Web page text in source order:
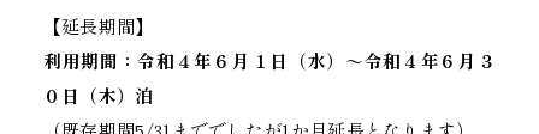
【延長期間】
利用期間：令和４年６月１日（水）～令和４年６月３
０日（木）泊